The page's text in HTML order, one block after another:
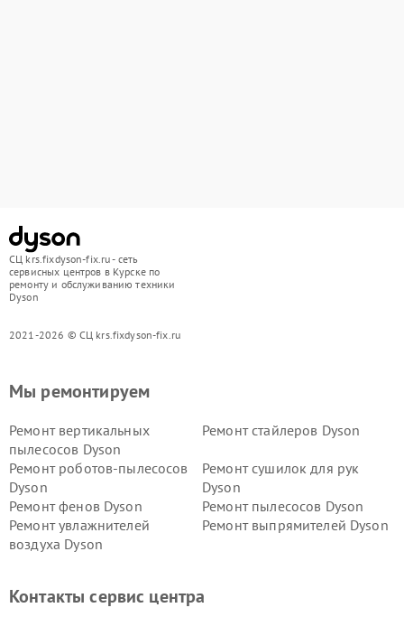
СЦ krs.fixdyson-fix.ru - сеть
сервисных центров в Курске по
ремонту и обслуживанию техники
Dyson
2021-2026 © СЦ krs.fixdyson-fix.ru
Мы ремонтируем
Ремонт вертикальных
пылесосов Dyson
Ремонт стайлеров Dyson
Ремонт роботов-пылесосов
Dyson
Ремонт сушилок для рук
Dyson
Ремонт фенов Dyson
Ремонт пылесосов Dyson
Ремонт увлажнителей
воздуха Dyson
Ремонт выпрямителей Dyson
Контакты сервис центра